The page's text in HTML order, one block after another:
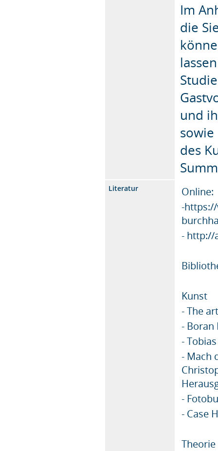
Im
die
und
des
Literatur
Online:
-
- http://
Kunst
- The
- Boran
-
- Mach
-
- Case
Theorie